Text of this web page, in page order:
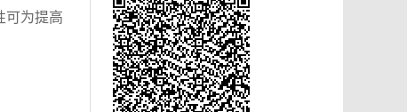
可为提高